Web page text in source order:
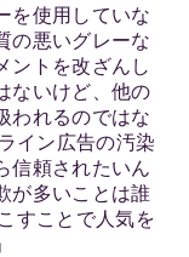
を使用していな
の悪いグレーな
ントを改ざんし
ないけど、他の
われるのではな
イン広告の汚染
信頼されたいん
が多いことは誰
すことで人気を